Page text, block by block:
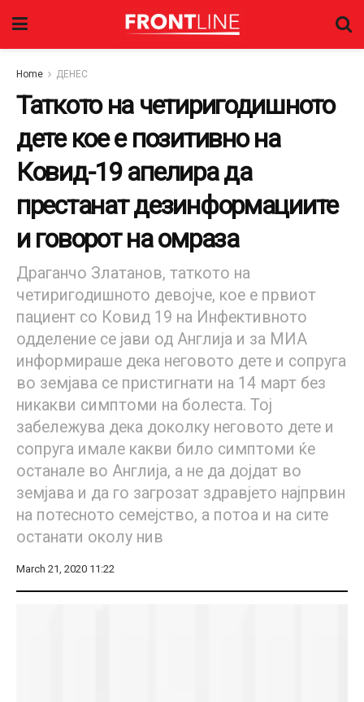
Home ДЕНЕС
Таткото на четиригодишното
дете кое е позитивно на
Ковид-19 апелира да
престанат дезинформациите
и говорот на омраза
Драганчо Златанов, таткото на
четиригодишното девојче, кое е првиот
пациент со Ковид 19 на Инфективното
одделение се јави од Англија и за МИА
информираше дека неговото дете и сопруга
во земјава се пристигнати на 14 март без
никакви симптоми на болеста. Тој
забележува дека доколку неговото дете и
сопруга имале какви било симптоми ќе
останале во Англија, а не да дојдат во
земјава и да го загрозат здравјето најпрвин
на потесното семејство, а потоа и на сите
останати околу нив
March 21, 2020 11:22